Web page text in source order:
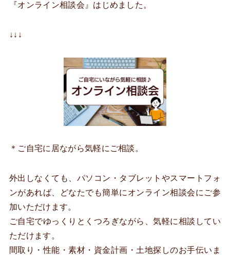
『オンライン相談会』はじめました。
↓↓↓
＊ご自宅に居ながら気軽にご相談。
外出しなくても、パソコン・タブレットやスマートフォ
ンがあれば、どなたでも簡単にオンライン相談会にご参
加いただけます。
ご自宅でゆっくりとくつろぎながら、気軽に相談してい
ただけます。
間取り・性能・素材・資金計画・土地探しのお手伝いま